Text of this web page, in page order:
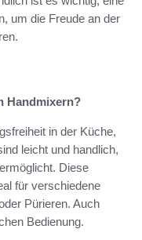
um die Freude an der
Handmixern?
in der Küche,
leicht und handlich,
Diese
für verschiedene
Pürieren. Auch
Bedienung.